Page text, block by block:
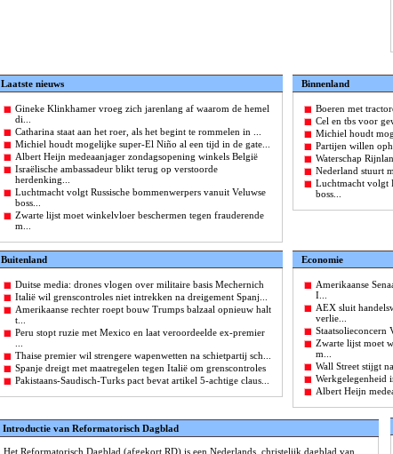
Laatste nieuws
Gineke Klinkhamer vroeg zich jarenlang af waarom de hemel
di...
Catharina staat aan het roer, als het begint te rommelen in ...
Michiel houdt mogelijke super-El Niño al een tijd in de gate...
Albert Heijn medeaanjager zondagsopening winkels België
Israëlische ambassadeur blikt terug op verstoorde
herdenking...
Luchtmacht volgt Russische bommenwerpers vanuit Veluwse
boss...
Zwarte lijst moet winkelvloer beschermen tegen frauderende
m...
Binnenland
Boeren met
Cel en tbs voor
Michiel houdt
Partijen willen
Waterschap
Nederland stuurt
Luchtmacht volgt
boss...
Buitenland
Duitse media: drones vlogen over militaire basis Mechernich
Italië wil grenscontroles niet intrekken na dreigement Spanj...
Amerikaanse rechter roept bouw Trumps balzaal opnieuw halt
t...
Peru stopt ruzie met Mexico en laat veroordeelde ex-premier
Thaise premier wil strengere wapenwetten na schietpartij sch...
Spanje dreigt met maatregelen tegen Italië om grenscontroles
Pakistaans-Saudisch-Turks pact bevat artikel 5-achtige claus...
Economie
Amerikaanse
I...
AEX sluit
verlie...
Staatsolieconcern
Zwarte lijst moet
m...
Wall Street stijgt
Werkgelegenheid
Albert Heijn
Introductie van Reformatorisch Dagblad
Het Reformatorisch Dagblad (afgekort RD) is een Nederlands, christelijk dagblad van